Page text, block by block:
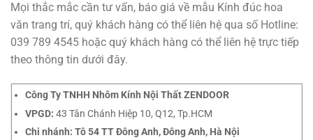
Mọi thắc mắc cần tư vấn, báo giá về mẫu Kính đúc hoa
văn trang trí, quý khách hàng có thể liên hệ qua số Hotline:
039 789 4545 hoặc quý khách hàng có thể liên hệ trực tiếp
theo thông tin dưới đây.
Công Ty TNHH Nhôm Kính Nội Thất ZENDOOR
VPGD: 43 Tân Chánh Hiệp 10, Q12, Tp.HCM
Chi nhánh: Tô 54 TT Đông Anh, Đông Anh, Hà Nội